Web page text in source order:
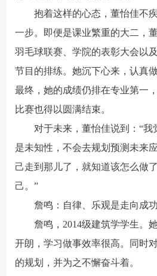
抱着这样的心态，董怡佳不
一步。即便是课业繁重的大二，
羽毛球联赛、学院的表彰大会以
节目的排练。她沉下心来，认真
最终，她的成绩仍排在专业第一
比赛也得以圆满结束。
对于未来，董怡佳说到：“
是未知性，不会去规划预测未来
己走到那儿了，就知道该怎么做
己。”
詹鸣：自律、乐观是走向成
詹鸣，2014级建筑学学生。
开朗，学习做事效率很高。同时
的规划，并为之不懈奋斗着。